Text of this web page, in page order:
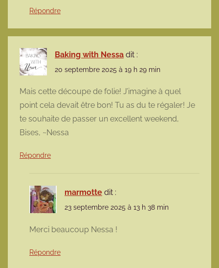
Répondre
Baking with Nessa dit :
20 septembre 2025 à 19 h 29 min
Mais cette découpe de folie! J’imagine à quel
point cela devait être bon! Tu as du te régaler! Je
te souhaite de passer un excellent weekend,
Bises, ~Nessa
Répondre
marmotte dit :
23 septembre 2025 à 13 h 38 min
Merci beaucoup Nessa !
Répondre